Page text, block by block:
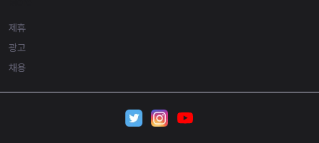
제휴
광고
채용